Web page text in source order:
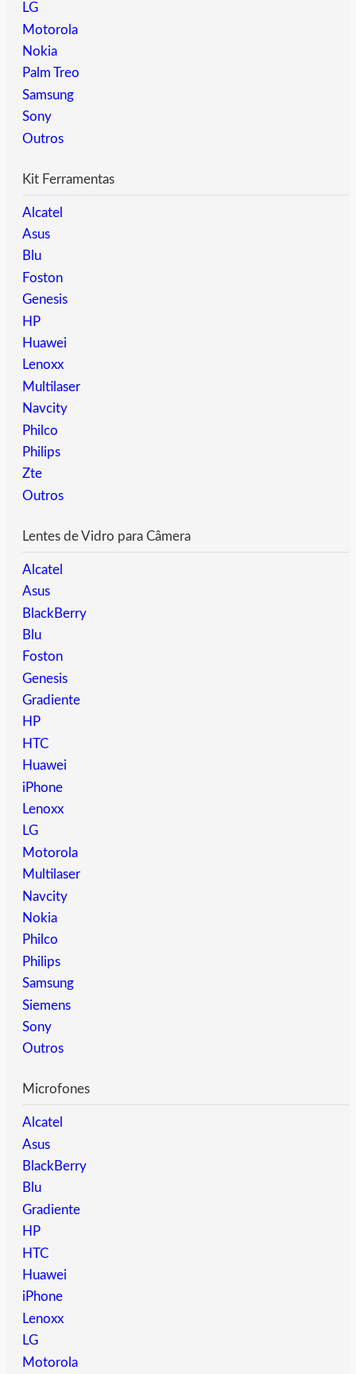
LG
Motorola
Nokia
Palm Treo
Samsung
Sony
Outros
Kit Ferramentas
Alcatel
Asus
Blu
Foston
Genesis
HP
Huawei
Lenoxx
Multilaser
Navcity
Philco
Philips
Zte
Outros
Lentes de Vidro para Câmera
Alcatel
Asus
BlackBerry
Blu
Foston
Genesis
Gradiente
HP
HTC
Huawei
iPhone
Lenoxx
LG
Motorola
Multilaser
Navcity
Nokia
Philco
Philips
Samsung
Siemens
Sony
Outros
Microfones
Alcatel
Asus
BlackBerry
Blu
Gradiente
HP
HTC
Huawei
iPhone
Lenoxx
LG
Motorola